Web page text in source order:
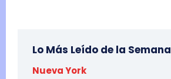
Lo Más Leído de la Semana
Nueva York